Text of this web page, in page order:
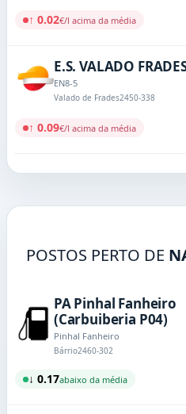
↑ 0.02€/l acima da média
E.S. VALADO
EN8-5
Valado de Frades2450-338
↑ 0.09€/l acima da média
POSTOS PERTO DE
PA Pinhal Fanheiro
(Carbuiberia P04)
Pinhal Fanheiro
Bárrio2460-302
↓ 0.17abaixo da média